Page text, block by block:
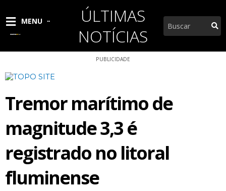
MENU
ÚLTIMAS
NOTÍCIAS
Pesquisar
PUBLICIDADE
Tremor marítimo de
magnitude 3,3 é
registrado no litoral
fluminense